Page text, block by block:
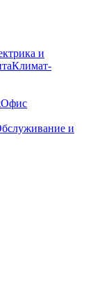
и
Климат-
Офис
и